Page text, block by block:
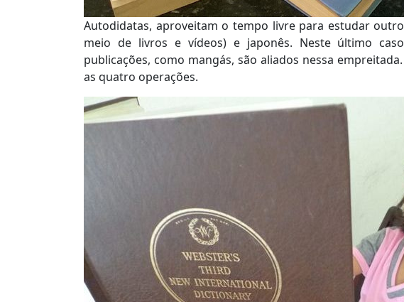
Autodidatas, aproveitam o tempo livre para estudar
meio de livros e vídeos) e japonês. Neste último
publicações, como mangás, são aliados nessa
as quatro operações.